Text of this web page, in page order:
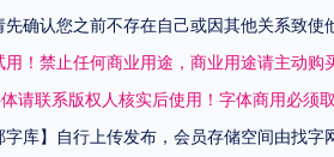
确认您之前不存在自己或因其他关系致使
！禁止任何商业用途，商业用途请主动购
请联系版权人核实后使用！字体商用必须
字库】自行上传发布，会员存储空间由找